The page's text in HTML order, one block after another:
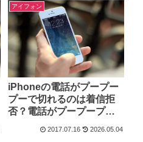
アイフォン
iPhoneの電話がプープー
プーで切れるのは着信拒
否？電話がプープープー
繋がらない・3回で切れる
2017.07.16 2026.05.04